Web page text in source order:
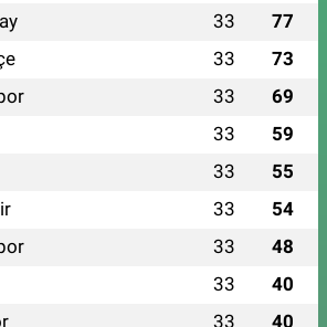
33 77
33 73
33 69
33 59
33 55
33 54
33 48
33 40
33 40